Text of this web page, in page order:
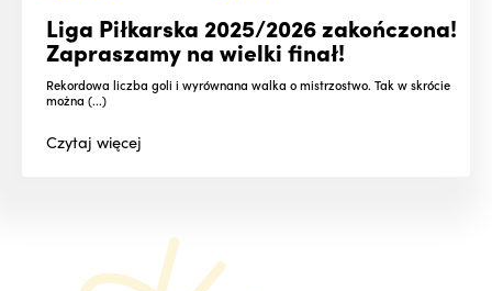
Liga Piłkarska 2025/2026 zakończona!
Zapraszamy na wielki finał!
Rekordowa liczba goli i wyrównana walka o mistrzostwo. Tak w skrócie
można (...)
Czytajwięcej